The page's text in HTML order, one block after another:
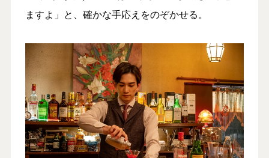
ますよ」と、確かな手応えをのぞかせる。